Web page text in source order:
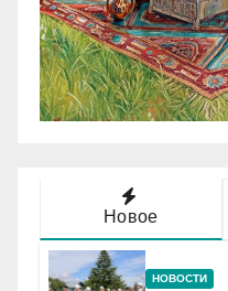
Новое
НОВОСТИ